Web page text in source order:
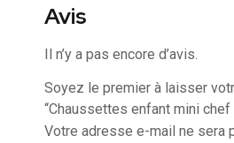
Avis
Il n’y a pas encore d’avis.
Soyez le premier à laisser
“Chaussettes enfant mini chef
Votre adresse e-mail ne sera